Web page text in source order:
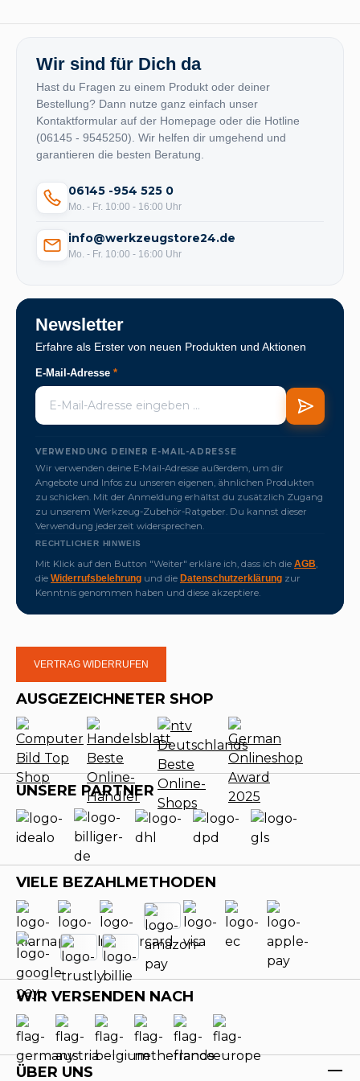
Wir sind für Dich da
Hast du Fragen zu einem Produkt oder deiner
Bestellung? Dann nutze ganz einfach unser
Kontaktformular auf der Homepage oder die Hotline
(06145 - 9545250). Wir helfen dir umgehend und
garantieren die besten Beratung.
06145 -954 525 0
Mo. - Fr. 10:00 - 16:00 Uhr
info@werkzeugstore24.de
Mo. - Fr. 10:00 - 16:00 Uhr
Newsletter
Erfahre als Erster von neuen Produkten und Aktionen
E-Mail-Adresse *
VERWENDUNG DEINER E-MAIL-ADRESSE
Wir verwenden deine E-Mail-Adresse außerdem, um dir
Angebote und Infos zu unseren eigenen, ähnlichen Produkten
zu schicken. Mit der Anmeldung erhältst du zusätzlich Zugang
zu unserem Werkzeug-Zubehör-Ratgeber. Du kannst dieser
Verwendung jederzeit widersprechen.
RECHTLICHER HINWEIS
Mit Klick auf den Button "Weiter" erkläre ich, dass ich die AGB,
die Widerrufsbelehrung und die Datenschutzerklärung zur
Kenntnis genommen haben und diese akzeptiere.
VERTRAG WIDERRUFEN
AUSGEZEICHNETER SHOP
UNSERE PARTNER
VIELE BEZAHLMETHODEN
WIR VERSENDEN NACH
ÜBER UNS